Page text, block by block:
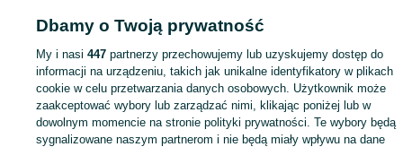
Mapa ministron
Popularne wyszukiwania
Dbamy o Twoją prywatność
My i nasi447 partnerzy przechowujemy lub uzyskujemy dostęp do
informacji na urządzeniu, takich jak unikalne identyfikatory w plikach
cookie w celu przetwarzania danych osobowych. Użytkownik może
zaakceptować wybory lub zarządzać nimi, klikając poniżej lub w
dowolnym momencie na stronie polityki prywatności. Te wybory będą
sygnalizowane naszym partnerom i nie będą miały wpływu na dane